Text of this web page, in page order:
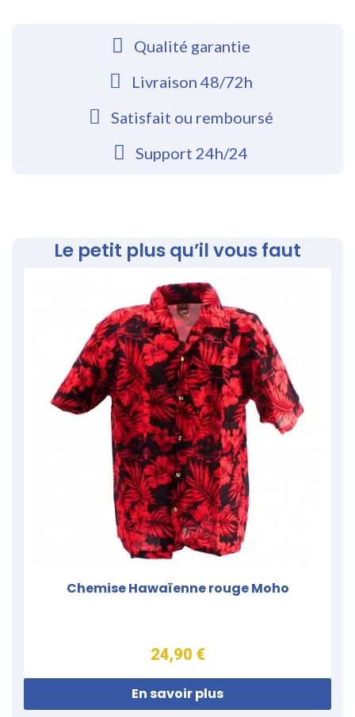
Qualité garantie
Livraison 48/72h
Satisfait ou remboursé
Support 24h/24
Le petit plus qu’il vous faut
Chemise Hawaïenne rouge Moho
24,90 €
En savoir plus